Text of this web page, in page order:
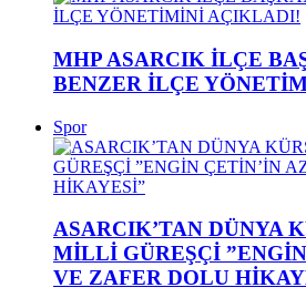
MHP ASARCIK İLÇE
BENZER İLÇE
Spor
ASARCIK’TAN DÜNYA
MİLLİ GÜREŞÇİ
VE ZAFER DOLU